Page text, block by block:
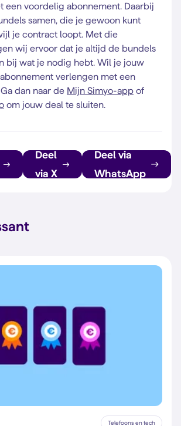
een voordelig abonnement. Daarbij
samen, die je gewoon kunt
je contract loopt. Met die
wij ervoor dat je altijd de bundels
bij wat je nodig hebt. Wil je jouw
verlengen met een
dan naar de Mijn Simyo-app of
om jouw deal te sluiten.
Deel
via X
Deel via
WhatsApp
Telefoons en tech